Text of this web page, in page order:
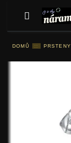
DOMŮ :: PRSTENY